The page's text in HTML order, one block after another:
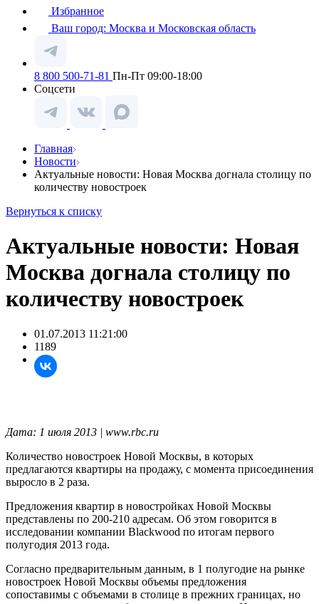
Избранное
Ваш город: Москва и Московская область
8 800 500-71-81 Пн-Пт 09:00-18:00
Соцсети
Главная
Новости
Актуальные новости: Новая Москва догнала столицу по
количеству новостроек
Вернуться к списку
Актуальные новости: Новая
Москва догнала столицу по
количеству новостроек
01.07.2013 11:21:00
1189
Дата: 1 июля 2013 | www.rbс.ru
Количество новостроек Новой Москвы, в которых
предлагаются квартиры на продажу, с момента присоединения
выросло в 2 раза.
Предложения квартир в новостройках Новой Москвы
представлены по 200-210 адресам. Об этом говорится в
исследовании компании Blackwood по итогам первого
полугодия 2013 года.
Согласно предварительным данным, в 1 полугодие на рынке
новостроек Новой Москвы объемы предложения
сопоставимы с объемами в столице в прежних границах, но